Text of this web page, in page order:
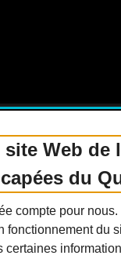
Web
du
compte pour
fonctionnement du
membre
Guide sur